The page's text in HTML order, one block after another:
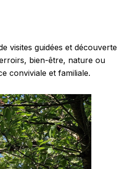
visites guidées et
bien-être, nature ou
conviviale et familiale.